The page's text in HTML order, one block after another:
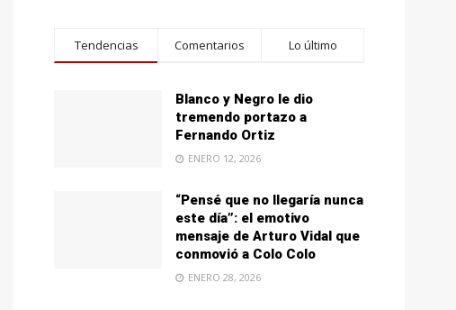
Tendencias Comentarios Lo último
Blanco y Negro le dio
tremendo portazo a
Fernando Ortiz
ENERO 12, 2026
“Pensé que no llegaría nunca
este día”: el emotivo
mensaje de Arturo Vidal que
conmovió a Colo Colo
ENERO 28, 2026